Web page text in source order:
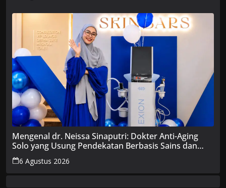
Mengenal dr. Neissa Sinaputri: Dokter Anti-Aging
Solo yang Usung Pendekatan Berbasis Sains dan
Edukasi
6 Agustus 2026